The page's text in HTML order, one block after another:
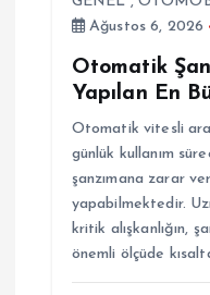
Ağustos 6, 2026
Otomatik
Yapılan En
Otomatik vitesli
günlük kullanım
şanzımana zarar
yapabilmektedir.
kritik alışkanlığın,
önemli ölçüde